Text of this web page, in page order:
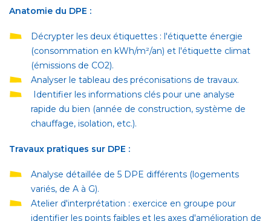
Anatomie du DPE :
Décrypter les deux étiquettes : l'étiquette énergie
(consommation en kWh/m²/an) et l'étiquette climat
(émissions de CO2).
Analyser le tableau des préconisations de travaux.
Identifier les informations clés pour une analyse
rapide du bien (année de construction, système de
chauffage, isolation, etc.).
Travaux pratiques sur DPE :
Analyse détaillée de 5 DPE différents (logements
variés, de A à G).
Atelier d'interprétation : exercice en groupe pour
identifier les points faibles et les axes d'amélioration de